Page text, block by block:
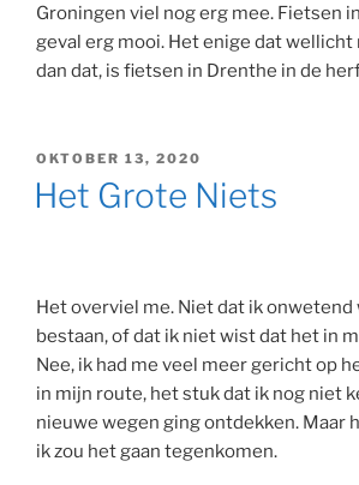
Groningen viel nog erg mee. Fietsen
geval erg mooi. Het enige dat wellicht
dan dat, is fietsen in Drenthe in de
GEPLAATST
OP
OKTOBER 13, 2020
Het Grote Niets
Het overviel me. Niet dat ik onwetend
bestaan, of dat ik niet wist dat het in
Nee, ik had me veel meer gericht op
in mijn route, het stuk dat ik nog niet
nieuwe wegen ging ontdekken. Maar
ik zou het gaan tegenkomen.